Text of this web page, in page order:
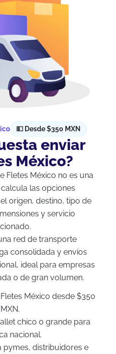
💵 Desde $350 MXN
enviar
México?
Fletes México no es una
las opciones
origen, destino, tipo de
y servicio
red de transporte
consolidada y envíos
ideal para empresas
o de gran volumen.
México desde $350
MXN.
chico o grande para
nacional.
pymes, distribuidores e